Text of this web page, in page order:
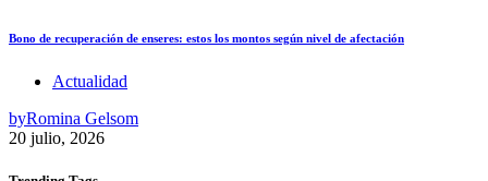
Bono de recuperación de enseres: estos los montos según nivel de afectación
Actualidad
byRomina Gelsom
20 julio, 2026